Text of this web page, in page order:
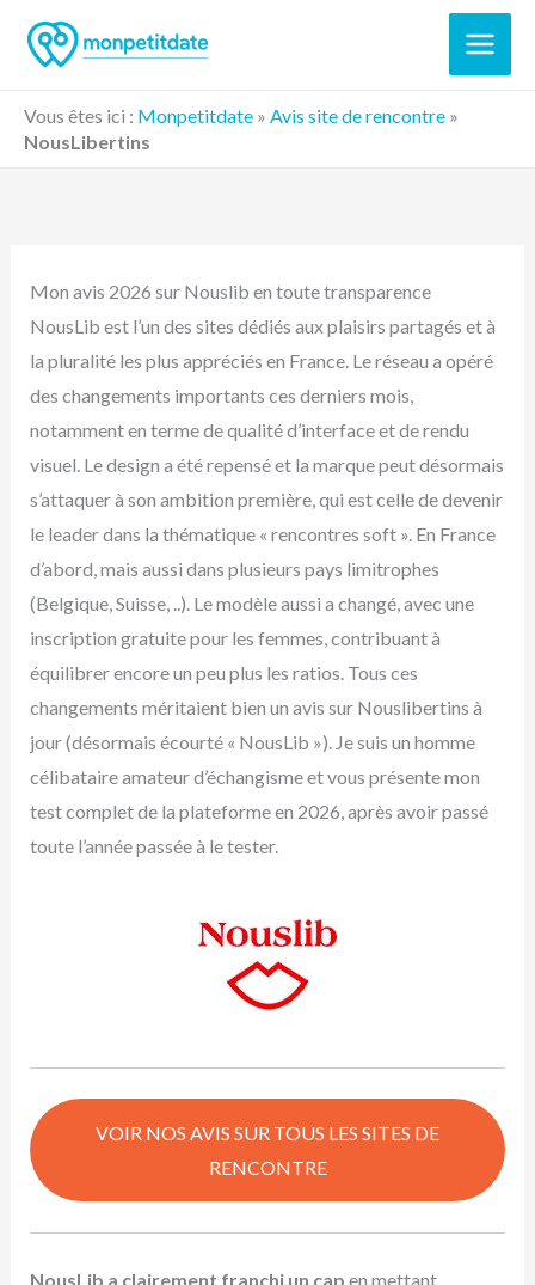
Vous êtes ici : Monpetitdate » Avis site de rencontre »
NousLibertins
Mon avis 2026 sur Nouslib en toute transparence
NousLib est l’un des sites dédiés aux plaisirs partagés et à
la pluralité les plus appréciés en France. Le réseau a opéré
des changements importants ces derniers mois,
notamment en terme de qualité d’interface et de rendu
visuel. Le design a été repensé et la marque peut désormais
s’attaquer à son ambition première, qui est celle de devenir
le leader dans la thématique « rencontres soft ». En France
d’abord, mais aussi dans plusieurs pays limitrophes
(Belgique, Suisse, ..). Le modèle aussi a changé, avec une
inscription gratuite pour les femmes, contribuant à
équilibrer encore un peu plus les ratios. Tous ces
changements méritaient bien un avis sur Nouslibertins à
jour (désormais écourté « NousLib »). Je suis un homme
célibataire amateur d’échangisme et vous présente mon
test complet de la plateforme en 2026, après avoir passé
toute l’année passée à le tester.
VOIR NOS AVIS SUR TOUS LES SITES DE
RENCONTRE
NousLib a clairement franchi un cap en mettant